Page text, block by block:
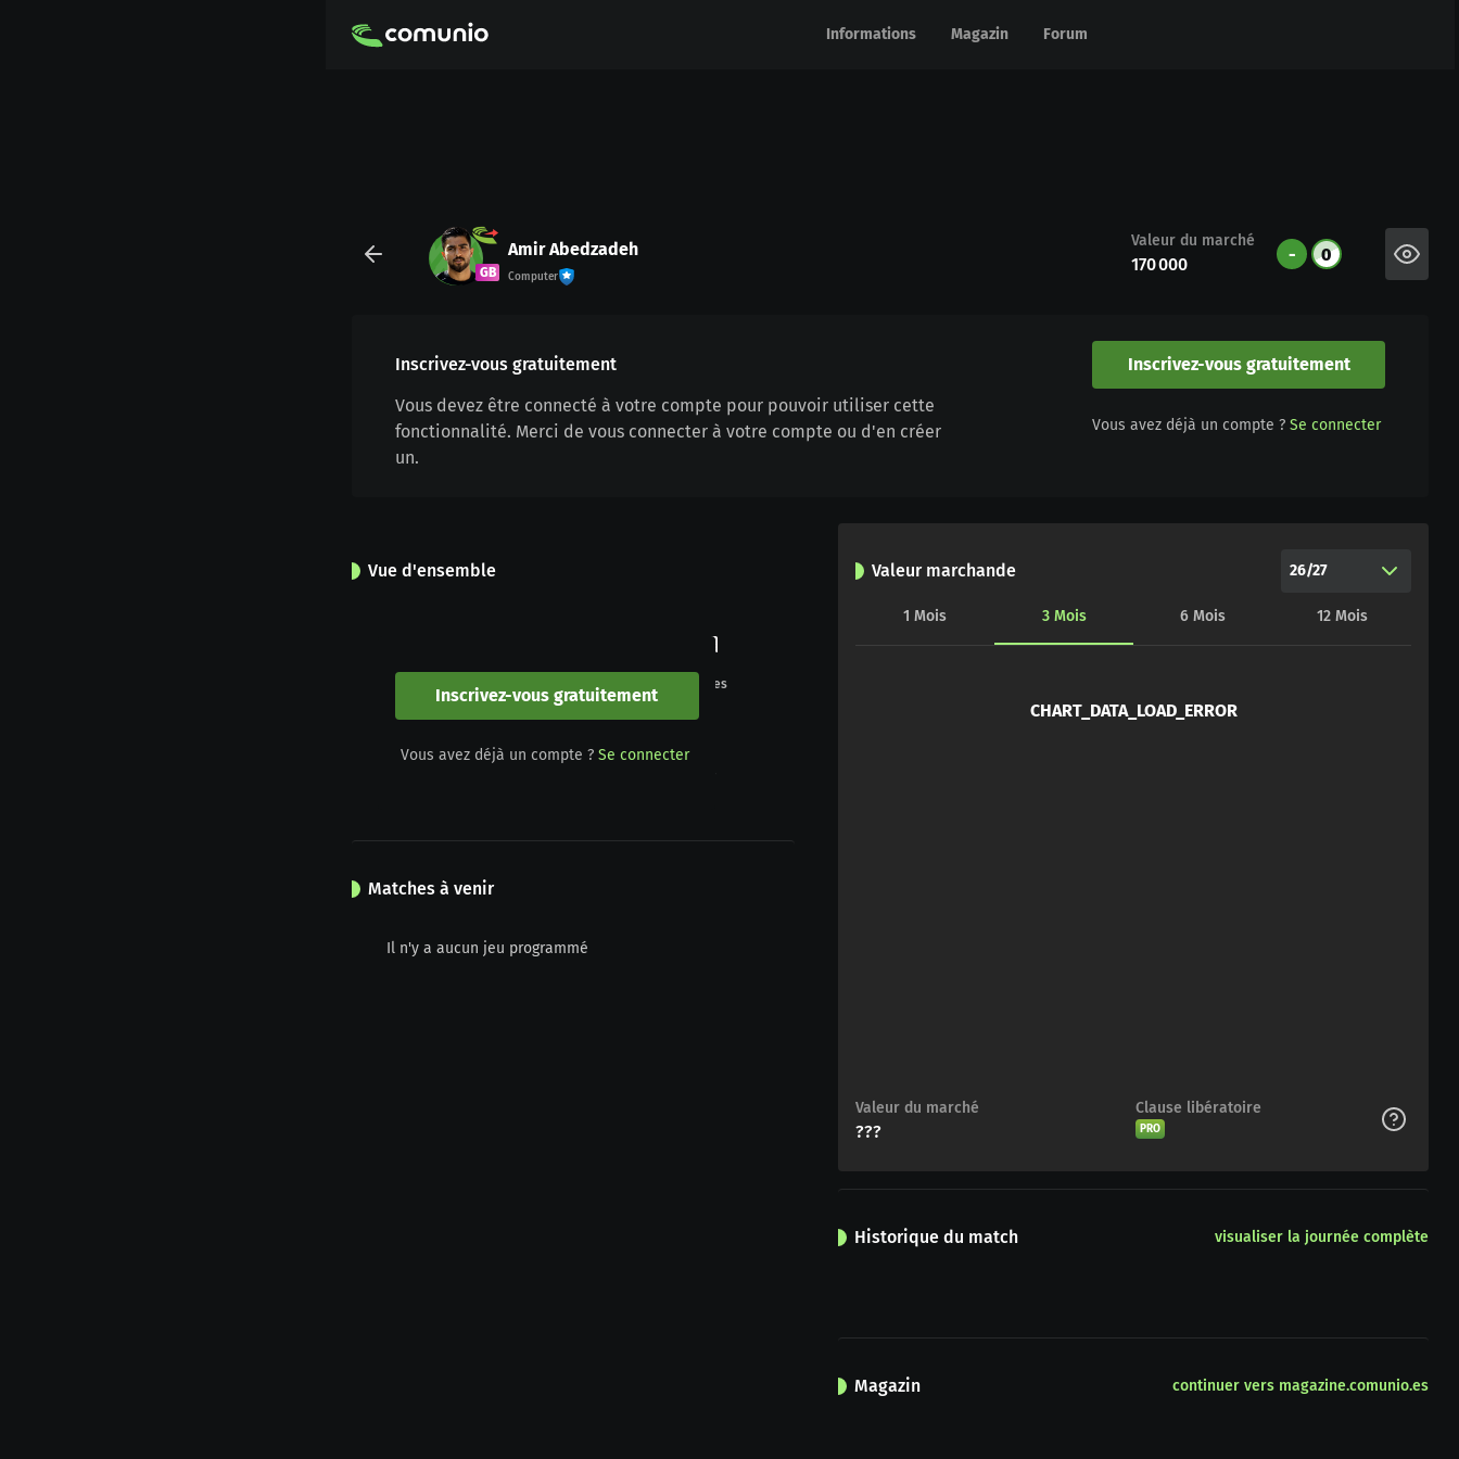
Informations Magazin Forum
Informations Magazin Forum
GB
Amir Abedzadeh
Computer
Valeur du marché
170 000 - 0
Inscrivez-vous gratuitement
Vous devez être connecté à votre compte pour pouvoir utiliser cette
fonctionnalité. Merci de vous connecter à votre compte ou d'en créer
un.
Inscrivez-vous gratuitement
Vous avez déjà un compte ? Se connecter
Vue d'ensemble
Apparitions Penalties
Matches à venir
Il n'y a aucun jeu programmé
Valeur marchande 26/27
1 Mois 3 Mois 6 Mois 12 Mois
CHART_DATA_LOAD_ERROR
Valeur du marché
???
Clause libératoire
PRO
Historique du match visualiser la journée complète
Inscrivez-vous gratuitement
Vous avez déjà un compte ? Se connecter
Magazin continuer vers magazine.comunio.es